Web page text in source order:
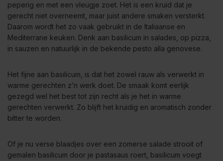
peperig en met een vleugje zoet. Het is een kruid dat je
gerecht niet overneemt, maar juist andere smaken versterkt.
Daarom wordt het zo vaak gebruikt in de Italiaanse en
Mediterrane keuken. Denk aan basilicum in salades, op pizza,
in sauzen en natuurlijk in de bekende pesto alla genovese.
Het fijne aan basilicum, is dat het zowel rauw als verwerkt in
warme gerechten z’n werk doet. De smaak komt eerlijk
gezegd wel het best tot zijn recht als je het in warme
gerechten verwerkt. Zo blijft het kruidig en aromatisch zonder
bitter te worden.
Of je nu verse blaadjes over een zomerse salade strooit of
gemalen basilicum door je pastasaus roert, basilicum voegt